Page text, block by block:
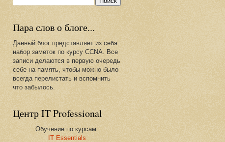
Пара слов о блоге...
Данный блог представляет из себя
набор заметок по курсу CCNA. Все
записи делаются в первую очередь
себе на память, чтобы можно было
всегда перелистать и вспомнить
что забылось.
Центр IT Professional
Обучение по курсам:
IT Essentials